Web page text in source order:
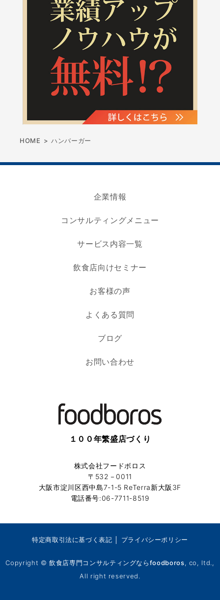
HOME > ハンバーガー
企業情報
コンサルティングメニュー
サービス内容一覧
飲食店向けセミナー
お客様の声
よくある質問
ブログ
お問い合わせ
１００年繁盛店づくり
株式会社フードボロス
〒532－0011
大阪市淀川区西中島7-1-5 ReTerra新大阪3F
電話番号:06-7711-8519
特定商取引法に基づく表記 プライバシーポリシー
Copyright ©飲食店専門コンサルティングならfoodboros, co, ltd.,
All right reserved.